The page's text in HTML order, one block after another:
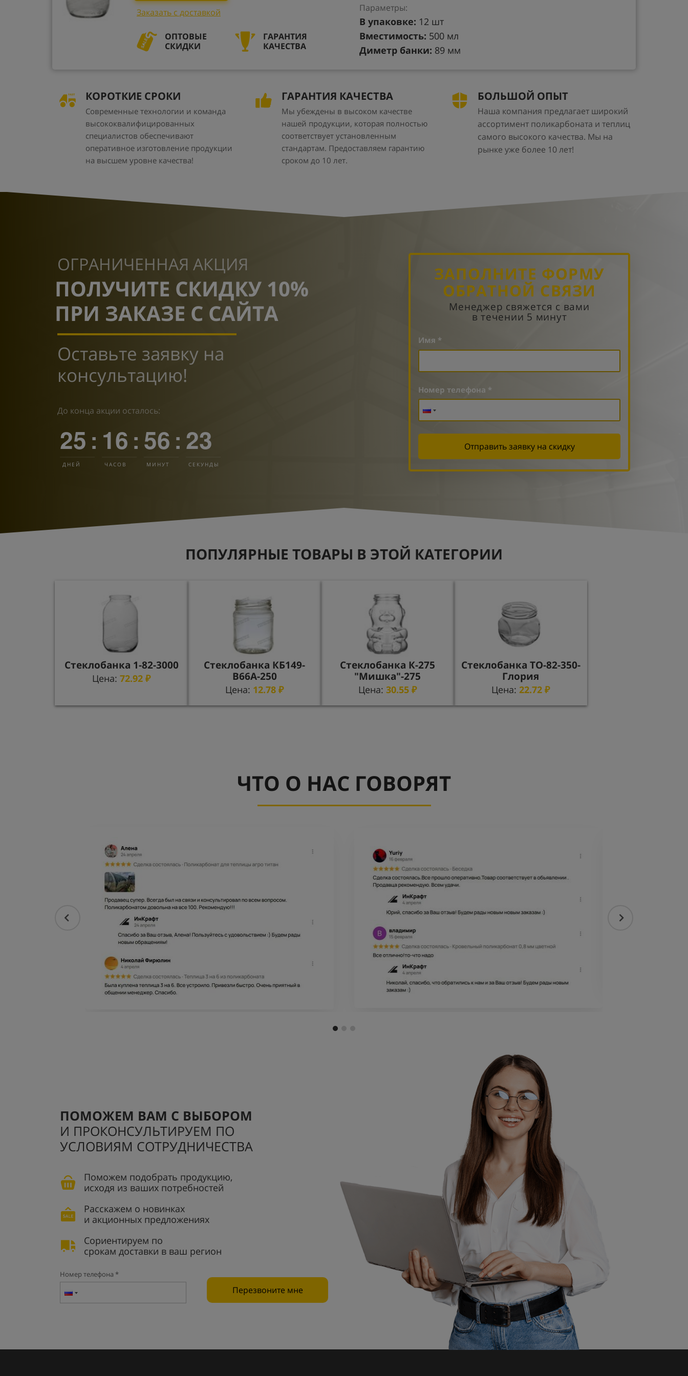
Заказать с доставкой
ОПТОВЫЕ
СКИДКИ
ГАРАНТИЯ
КАЧЕСТВА
Параметры:
В упаковке: 12 шт
Вместимость: 500 мл
Диметр банки: 89 мм
КОРОТКИЕ СРОКИ
Современные технологии и команда
высококвалифицированных
специалистов обеспечивают
оперативное изготовление продукции
на высшем уровне качества!
ГАРАНТИЯ КАЧЕСТВА
Мы убеждены в высоком качестве
нашей продукции, которая полностью
соответствует установленным
стандартам. Предоставляем гарантию
сроком до 10 лет.
БОЛЬШОЙ ОПЫТ
Наша компания предлагает широкий
ассортимент поликарбоната и теплиц
самого высокого качества. Мы на
рынке уже более 10 лет!
ОГРАНИЧЕННАЯ АКЦИЯ
ПОЛУЧИТЕ СКИДКУ 10%
ПРИ ЗАКАЗЕ С САЙТА
Оставьте заявку на
консультацию!
До конца акции осталось:
25:
ДНЕЙ
16:
ЧАСОВ
56:
МИНУТ
22
СЕКУНДЫ
ЗАПОЛНИТЕ ФОРМУ
ОБРАТНОЙ СВЯЗИ
Менеджер свяжется с вами
в течении 5 минут
Имя *
Номер телефона *
Отправить заявку на скидку
ПОПУЛЯРНЫЕ ТОВАРЫ В ЭТОЙ КАТЕГОРИИ
Стеклобанка 1-82-3000
Цена: 72.92 ₽
Стеклобанка КБ149-
В66А-250
Цена: 12.78 ₽
Стеклобанка К-275
"Мишка"-275
Цена: 30.55 ₽
Стеклобанка ТО-82-350-
Глория
Цена: 22.72 ₽
ЧТО О НАС ГОВОРЯТ
ПОМОЖЕМ ВАМ С ВЫБОРОМ
И ПРОКОНСУЛЬТИРУЕМ ПО
УСЛОВИЯМ СОТРУДНИЧЕСТВА
Поможем подобрать продукцию,
исходя из ваших потребностей
Расскажем о новинках
и акционных предложениях
Сориентируем по
срокам доставки в ваш регион
Номер телефона *
Перезвоните мне